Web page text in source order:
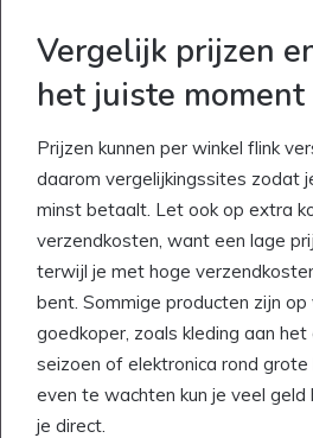
Vergelijk prijzen
het juiste moment
Prijzen kunnen per winkel flink
daarom vergelijkingssites zodat
minst betaalt. Let ook op extra
verzendkosten, want een lage
terwijl je met hoge
bent. Sommige producten zijn
goedkoper, zoals kleding aan het
seizoen of elektronica rond
even te wachten kun je veel
je direct.